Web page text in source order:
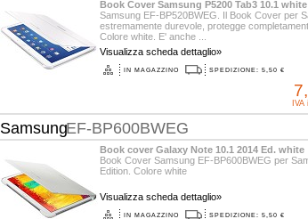
Book Cover Samsung P5200 Tab3 10.1 white
Samsung EF-BP520BWEG. Il Book Cover per
estremamente durevole, protegge
Colore white. E' anche ...
Visualizza scheda dettaglio»
IN MAGAZZINO SPEDIZIONE: 5,50 €
7,
SamsungEF-BP600BWEG
Book cover Galaxy Note 10.1 2014 Ed. white
Book Cover Samsung EF-BP600BWEG per
Edition. Colore white
Visualizza scheda dettaglio»
IN MAGAZZINO SPEDIZIONE: 5,50 €